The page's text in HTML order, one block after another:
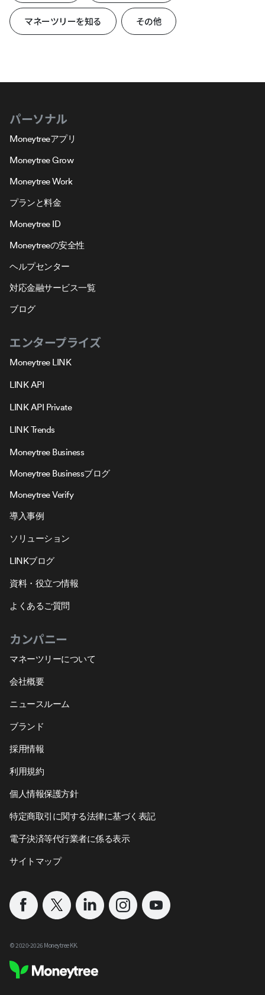
マネーツリーを知る その他
パーソナル
Moneytreeアプリ
Moneytree Grow
Moneytree Work
プランと料金
Moneytree ID
Moneytreeの安全性
ヘルプセンター
対応金融サービス一覧
ブログ
エンタープライズ
Moneytree LINK
LINK API
LINK API Private
LINK Trends
Moneytree Business
Moneytree Businessブログ
Moneytree Verify
導入事例
ソリューション
LINKブログ
資料・役立つ情報
よくあるご質問
カンパニー
マネーツリーについて
会社概要
ニュースルーム
ブランド
採用情報
利用規約
個人情報保護方針
特定商取引に関する法律に基づく表記
電子決済等代行業者に係る表示
サイトマップ
©︎ 2020-2026 Moneytree KK.